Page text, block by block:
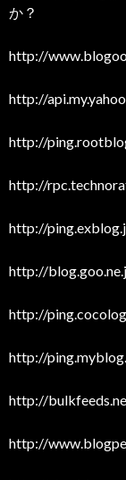
か？
http://
http://
http://
http://
http://
http://
http://
http://
http://
http://